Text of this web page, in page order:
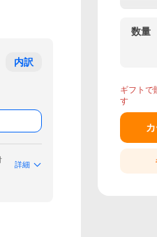
内訳
詳細
数量
ギフトで
す